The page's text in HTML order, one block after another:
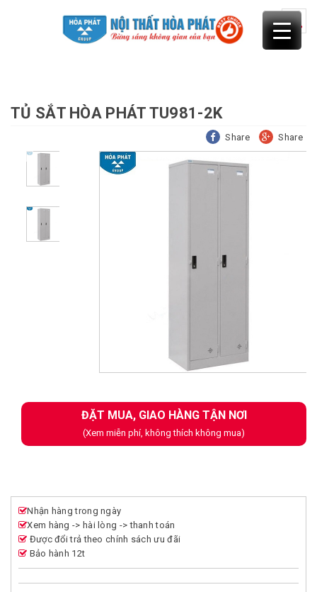
TỦ SẮT HÒA PHÁT TU981-2K
Share Share
ĐẶT MUA, GIAO HÀNG TẬN NƠI
(Xem miễn phí, không thích không mua)
Nhận hàng trong ngày
Xem hàng -> hài lòng -> thanh toán
Được đổi trả theo chính sách ưu đãi
Bảo hành 12t